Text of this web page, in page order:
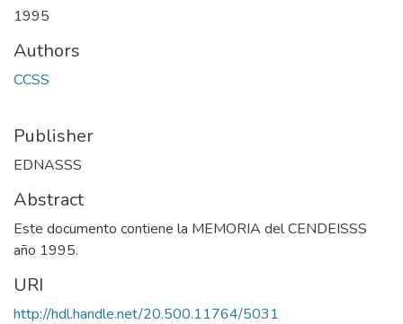
1995
Authors
CCSS
Publisher
EDNASSS
Abstract
Este documento contiene la MEMORIA del CENDEISSS
año 1995.
URI
http://hdl.handle.net/20.500.11764/5031